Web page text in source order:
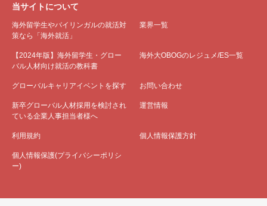
当サイトについて
海外留学生やバイリンガルの就活対
策なら「海外就活」
業界一覧
【2024年版】海外留学生・グロー
バル人材向け就活の教科書
海外大OBOGのレジュメ/ES一覧
グローバルキャリアイベントを探す お問い合わせ
新卒グローバル人材採用を検討され
ている企業人事担当者様へ
運営情報
利用規約 個人情報保護方針
個人情報保護(プライバシーポリシ
ー)